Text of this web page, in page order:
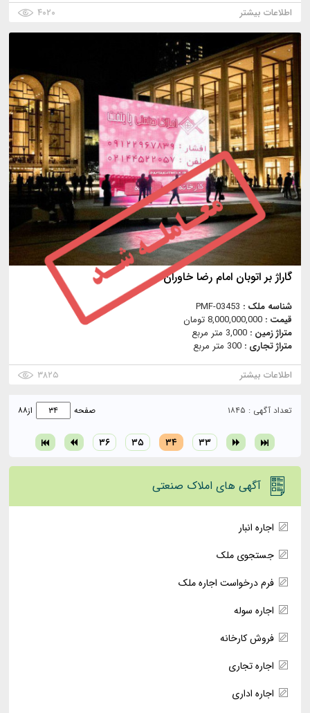
اطلاعات بیشتر
۴۰۲۰
گاراژ بر اتوبان امام رضا خاوران
شناسه ملک : PMF-03453
قیمت : 8,000,000,000 تومان
متراژ زمین : 3,000 متر مربع
متراژ تجاری : 300 متر مربع
اطلاعات بیشتر
۳۸۲۵
تعداد آگهی : ۱۸۴۵
۳۳ ۳۴ ۳۵ ۳۶
صفحه از۸۸
آگهی های املاک صنعتی
اجاره انبار
جستجوی ملک
فرم درخواست اجاره ملک
اجاره سوله
فروش کارخانه
اجاره تجاری
اجاره اداری